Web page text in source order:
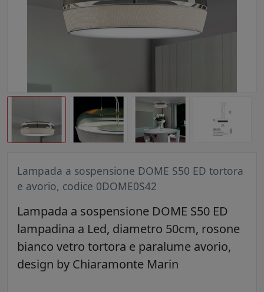
Lampada a sospensione DOME S50 ED tortora
e avorio, codice 0DOME0S42
Lampada a sospensione DOME S50 ED
lampadina a Led, diametro 50cm, rosone
bianco vetro tortora e paralume avorio,
design by Chiaramonte Marin